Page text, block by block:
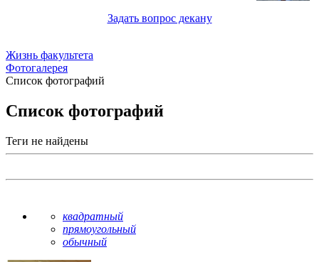
Задать вопрос декану
Жизнь факультета
Фотогалерея
Список фотографий
Список фотографий
Теги не найдены
квадратный
прямоугольный
обычный